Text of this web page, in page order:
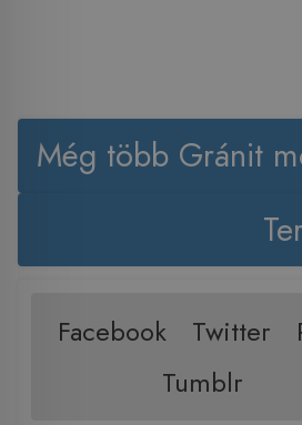
Még több Gránit
Facebook Twitter
Tumblr